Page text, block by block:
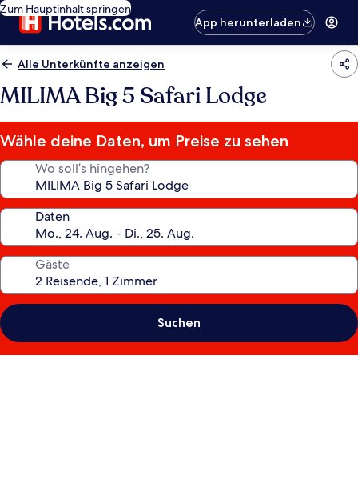
Zum Hauptinhalt springen
App herunterladen
Alle Unterkünfte anzeigen
MILIMA Big 5 Safari Lodge
Wähle deine Daten, um Preise zu sehen
Wo soll’s hingehen?
Daten
Gäste
Suchen